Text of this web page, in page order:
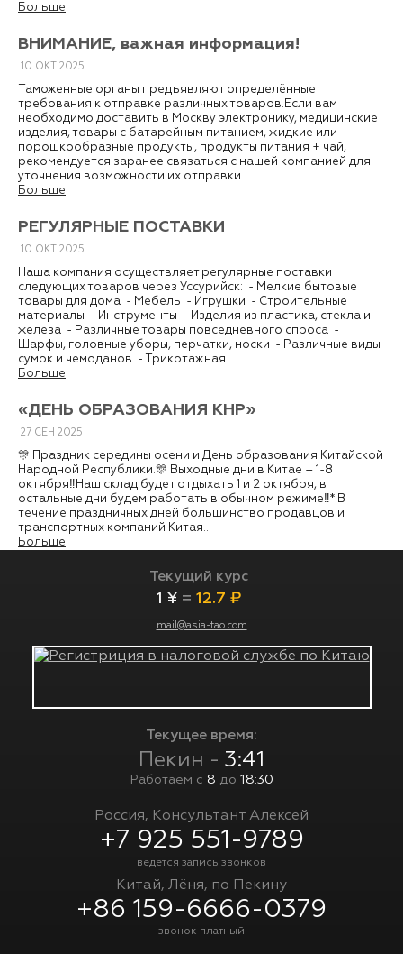
Больше
10 ОКТ 2025
ВНИМАНИЕ, важная информация!
Таможенные органы предъявляют определённые
требования к отправке различных товаров.Если вам
необходимо доставить в Москву электронику, медицинские
изделия, товары с батарейным питанием, жидкие или
порошкообразные продукты, продукты питания + чай,
рекомендуется заранее связаться с нашей компанией для
уточнения возможности их отправки....
Больше
10 ОКТ 2025
РЕГУЛЯРНЫЕ ПОСТАВКИ
Наша компания осуществляет регулярные поставки
следующих товаров через Уссурийск: - Мелкие бытовые
товары для дома - Мебель - Игрушки - Строительные
материалы - Инструменты - Изделия из пластика, стекла и
железа - Различные товары повседневного спроса -
Шарфы, головные уборы, перчатки, носки - Различные виды
сумок и чемоданов - Трикотажная...
Больше
27 СЕН 2025
«ДЕНЬ ОБРАЗОВАНИЯ КНР»
🎊 Праздник середины осени и День образования Китайской
Народной Республики.🎊 Выходные дни в Китае – 1-8
октября‼️Наш склад будет отдыхать 1 и 2 октября, в
остальные дни будем работать в обычном режиме‼️* В
течение праздничных дней большинство продавцов и
транспортных компаний Китая...
Больше
Текущий курс
1 ¥ = 12.7 ₽
mail@asia-tao.com
Текущее время:
Пекин - 3:41
Работаем с 8 до 18:30
Россия, Консультант Алексей
+7 925 551-9789
ведется запись звонков
Китай, Лёня, по Пекину
+86 159-6666-0379
звонок платный